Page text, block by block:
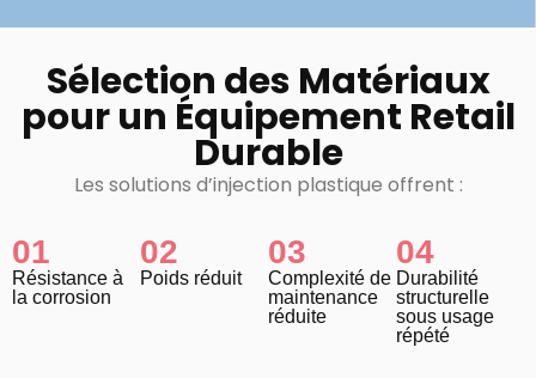
Sélection des Matériaux
pour un Équipement Retail
Durable
Les solutions d’injection plastique offrent :
01
Résistance à
la corrosion
02
Poids réduit
03
Complexité de
maintenance
réduite
04
Durabilité
structurelle
sous usage
répété